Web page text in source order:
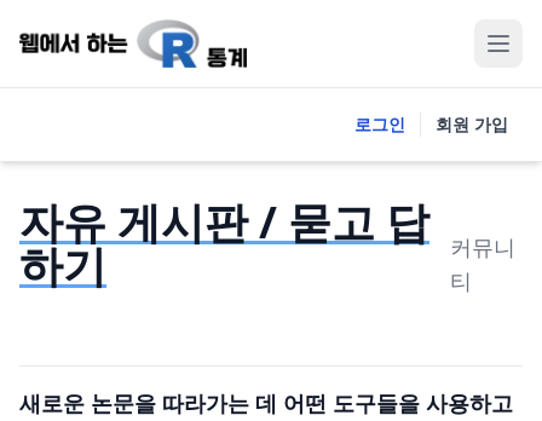
로그인 회원 가입
자유 게시판 / 묻고 답
하기
커뮤니
티
새로운 논문을 따라가는 데 어떤 도구들을 사용하고